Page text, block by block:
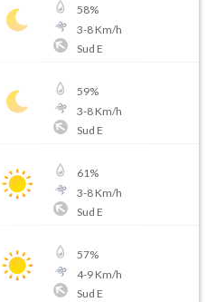
58%
3-8Km/h
Sud E
59%
3-8Km/h
Sud E
61%
3-8Km/h
Sud E
57%
4-9Km/h
Sud E